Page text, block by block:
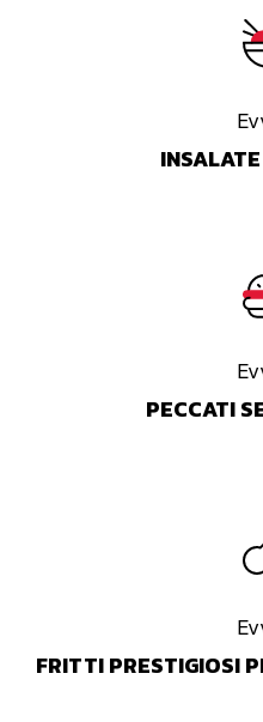
PECCATI
FRITTI PRESTIGIOSI